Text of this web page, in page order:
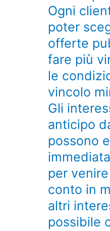
Ogni
poter
offerte
fare più
le
vincolo
Gli
anticipo
possono
per
conto in
altri
possibile